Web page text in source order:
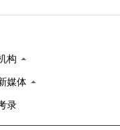
构
媒体
录